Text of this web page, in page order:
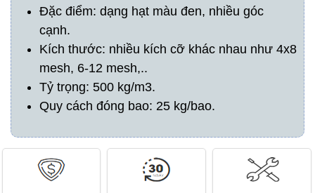
Đặc điểm: dạng hạt màu đen, nhiều góc
cạnh.
Kích thước: nhiều kích cỡ khác nhau như 4x8
mesh, 6-12 mesh,..
Tỷ trọng: 500 kg/m3.
Quy cách đóng bao: 25 kg/bao.